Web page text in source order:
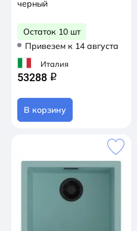
черный
Остаток 10 шт
Привезем к 14 августа
Италия
53288 q
В корзину